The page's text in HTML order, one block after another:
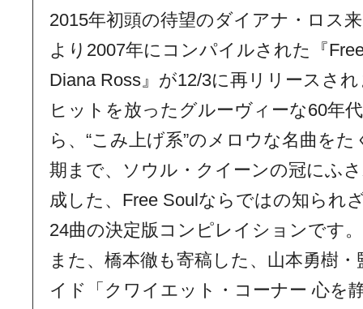
2015年初頭の待望のダイアナ・ロス
より2007年にコンパイルされた『
Diana Ross』が12/3に再リリースさ
ヒットを放ったグルーヴィーな60年
ら、“こみ上げ系”のメロウな名曲を
期まで、ソウル・クイーンの冠にふ
成した、Free Soulならではの知られ
24曲の決定版コンピレイションです。
また、橋本徹も寄稿した、山本勇樹
イド「クワイエット・コーナー 心を